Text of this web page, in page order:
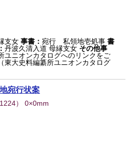
支女 事書：宛行 私領地壱処事書
丹波久清入道 母縁支女 その他事
ユニオンカタログへのリンクをご
（東大史料編纂所ユニオンカタログ
宛行状案
1224） 0×0mm